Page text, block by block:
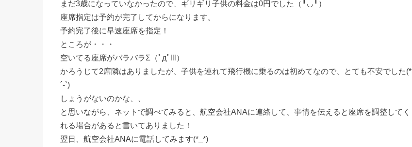
まだ3歳になっていなかったので、ギリギリ子供の料金は0円でした（╹◡╹）
座席指定は予約が完了してからになります。
予約完了後に早速座席を指定！
ところが・・・
空いてる座席がバラバラΣ（ﾟдﾟlll）
かろうじて2席隣はありましたが、子供を連れて飛行機に乗るのは初めてなので、とても不安でした(*
´-`)
しょうがないのかな、、
と思いながら、ネットで調べてみると、航空会社ANAに連絡して、事情を伝えると座席を調整してく
れる場合があると書いてありました！
翌日、航空会社ANAに電話してみます(*_*)